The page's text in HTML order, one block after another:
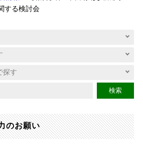
する検討会
検索
のお願い